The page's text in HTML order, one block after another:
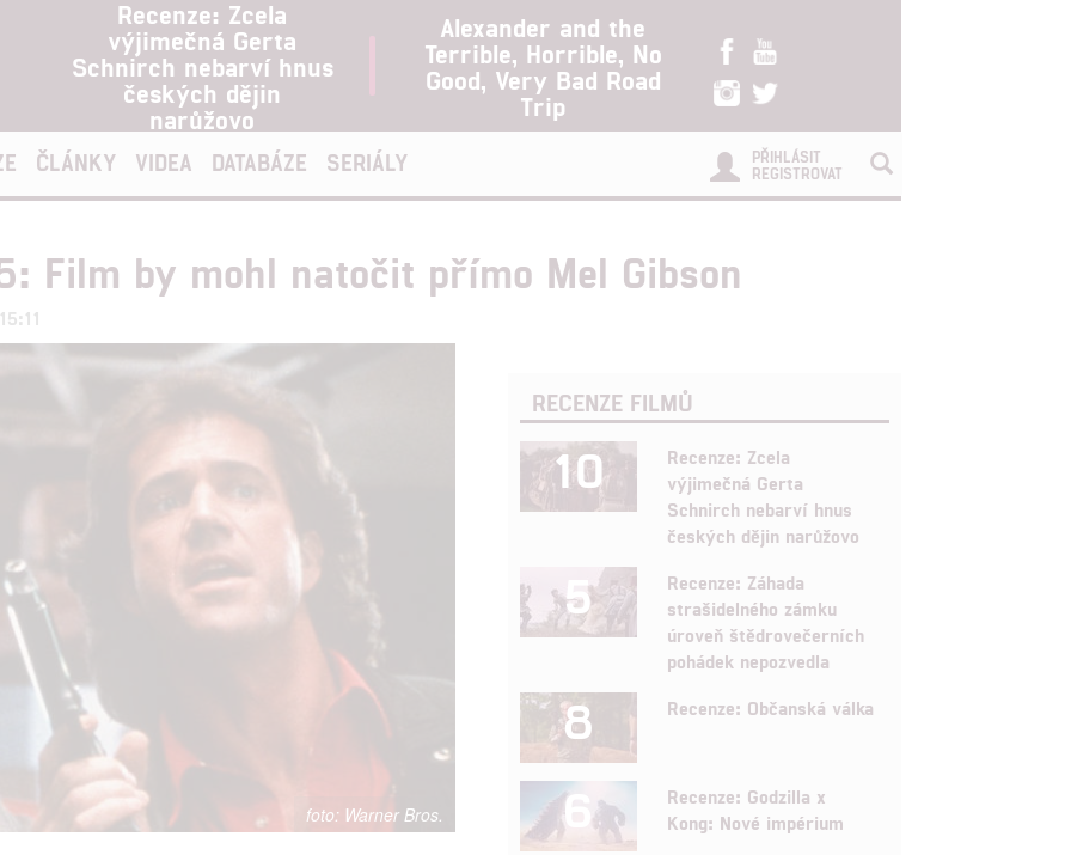
Recenze: Zcela
výjimečná Gerta
Schnirch nebarví hnus
českých dějin
narůžovo
Alexander and the
Terrible, Horrible, No
Good, Very Bad Road
Trip
ČLÁNKY VIDEA DATABÁZE SERIÁLY
PŘIHLÁSIT
REGISTROVAT
Film by mohl natočit přímo Mel Gibson
Warner Bros.
RECENZE FILMŮ
10
Recenze: Zcela
výjimečná Gerta
Schnirch nebarví hnus
českých dějin narůžovo
5
Recenze: Záhada
strašidelného zámku
úroveň štědrovečerních
pohádek nepozvedla
8 Recenze: Občanská válka
6
Recenze: Godzilla x
Kong: Nové impérium